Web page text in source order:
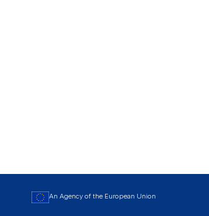
An Agency of the European Union